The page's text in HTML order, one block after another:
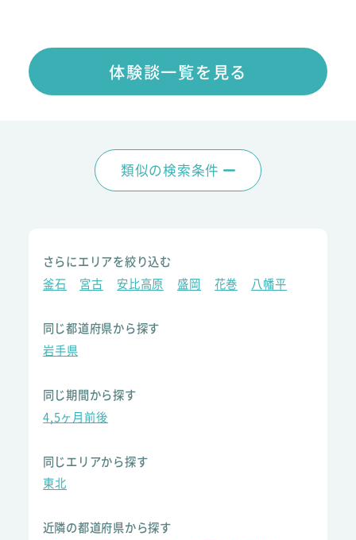
体験談一覧を見る
類似の検索条件
さらにエリアを絞り込む
釜石
宮古 安比高原 盛岡 花巻 八幡平
同じ都道府県から探す
岩手県
同じ期間から探す
4,5ヶ月前後
同じエリアから探す
東北
近隣の都道府県から探す